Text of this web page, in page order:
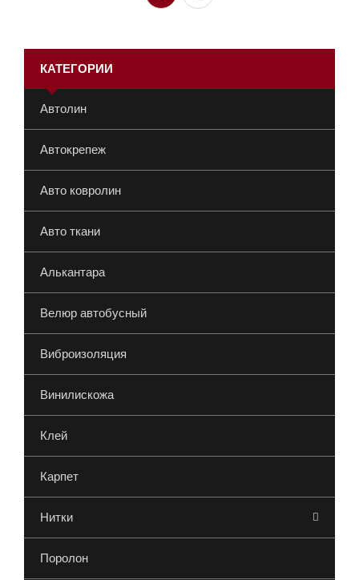
КАТЕГОРИИ
Автолин
Автокрепеж
Авто ковролин
Авто ткани
Алькантара
Велюр автобусный
Виброизоляция
Винилискожа
Клей
Карпет
Нитки
Поролон